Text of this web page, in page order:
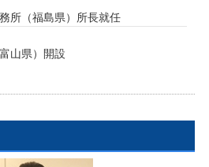
所（福島県）所長就任
山県）開設